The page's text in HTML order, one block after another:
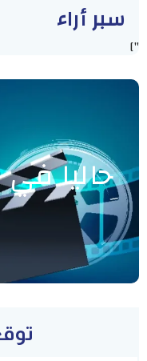
سبر أراء
"]
حاليا